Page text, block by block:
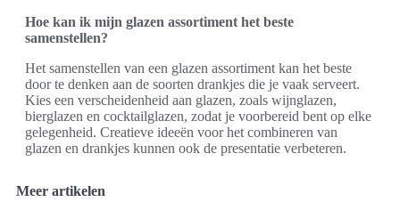
Hoe kan ik mijn glazen assortiment het beste
samenstellen?
Het samenstellen van een glazen assortiment kan het beste
door te denken aan de soorten drankjes die je vaak serveert.
Kies een verscheidenheid aan glazen, zoals wijnglazen,
bierglazen en cocktailglazen, zodat je voorbereid bent op elke
gelegenheid. Creatieve ideeën voor het combineren van
glazen en drankjes kunnen ook de presentatie verbeteren.
Meer artikelen